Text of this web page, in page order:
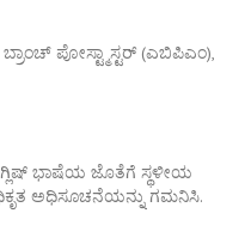
ಪೋಸ್ಟ್ಮಾಸ್ಟರ್ (ಎಬಿಪಿಎಂ),
ಭಾಷೆಯ ಜೊತೆಗೆ ಸ್ಥಳೀಯ
ಅಧಿಸೂಚನೆಯನ್ನು ಗಮನಿಸಿ.